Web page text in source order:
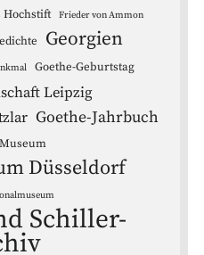
Hochstift Frieder von Ammon
Georgien
Goethe-Geburtstag
Leipzig
Goethe-Jahrbuch
Düsseldorf
Schiller-